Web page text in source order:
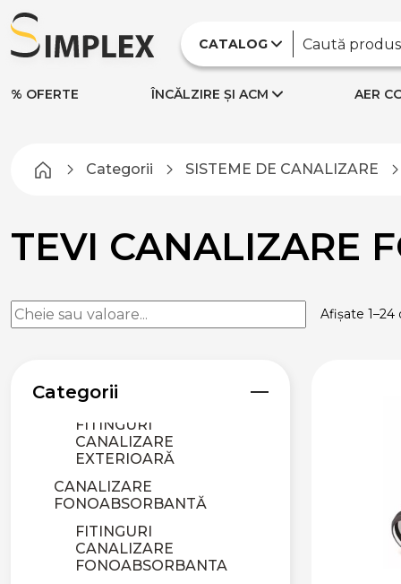
CATALOG
% OFERTE ÎNCĂLZIRE ȘI ACM AER
Categorii SISTEME DE CANALIZARE
TEVI CANALIZARE
Afișate
Categorii
SISTEME DE CANALIZARE
CANALIZARE
INTERIOARĂ
CANALIZARE
EXTERIOARĂ
DRENAJ
EXTERIOARĂ
FITINGURI
CANALIZARE
EXTERIOARĂ
CANALIZARE
FONOABSORBANTĂ
FITINGURI
CANALIZARE
FONOABSORBANTA